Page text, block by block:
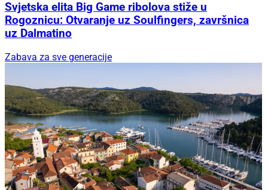
Svjetska elita Big Game ribolova stiže u
Rogoznicu: Otvaranje uz Soulfingers, završnica
uz Dalmatino
Zabava za sve generacije